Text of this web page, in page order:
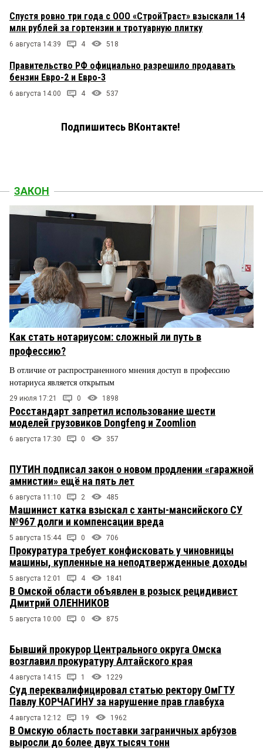
Спустя ровно три года с ООО «СтройТраст» взыскали 14
млн рублей за гортензии и тротуарную плитку
6 августа 14:39 4 518
Правительство РФ официально разрешило продавать
бензин Евро-2 и Евро-3
6 августа 14:00 4 537
Подпишитесь ВКонтакте!
ЗАКОН
Как стать нотариусом: сложный ли путь в
профессию?
В отличие от распространенного мнения доступ в профессию
нотариуса является открытым
29 июля 17:21 0 1898
Росстандарт запретил использование шести
моделей грузовиков Dongfeng и Zoomlion
6 августа 17:30 0 357
ПУТИН подписал закон о новом продлении «гаражной
амнистии» ещё на пять лет
6 августа 11:10 2 485
Машинист катка взыскал с ханты-мансийского СУ
№967 долги и компенсации вреда
5 августа 15:44 0 706
Прокуратура требует конфисковать у чиновницы
машины, купленные на неподтвержденные доходы
5 августа 12:01 4 1841
В Омской области объявлен в розыск рецидивист
Дмитрий ОЛЕННИКОВ
5 августа 10:00 0 875
Бывший прокурор Центрального округа Омска
возглавил прокуратуру Алтайского края
4 августа 14:15 1 1229
Суд переквалифицировал статью ректору ОмГТУ
Павлу КОРЧАГИНУ за нарушение прав главбуха
4 августа 12:12 19 1962
В Омскую область поставки заграничных арбузов
выросли до более двух тысяч тонн